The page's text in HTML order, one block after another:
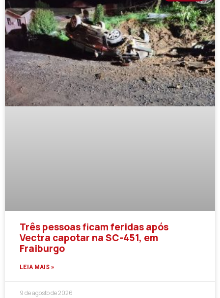
Três pessoas ficam feridas após
Vectra capotar na SC-451, em
Fraiburgo
LEIA MAIS »
9 de agosto de 2026